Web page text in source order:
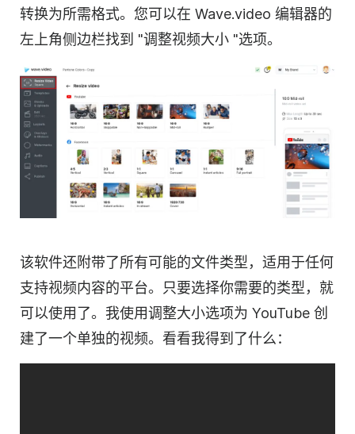
转换为所需格式。您可以在 Wave.video 编辑器的
左上角侧边栏找到 "调整视频大小 "选项。
该软件还附带了所有可能的文件类型，适用于任何
支持视频内容的平台。只要选择你需要的类型，就
可以使用了。我使用调整大小选项为 YouTube 创
建了一个单独的视频。看看我得到了什么：